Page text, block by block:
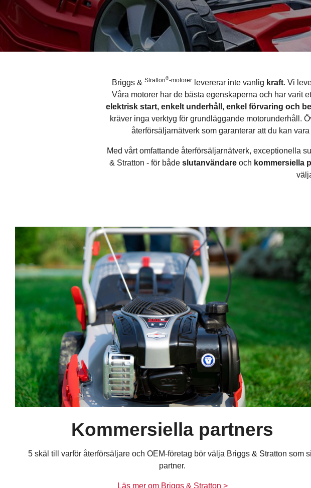
Briggs & Stratton®-motorer levererar inte vanlig kraft. Vi
Våra motorer har de bästa egenskaperna och har varit
elektrisk start, enkelt underhåll, enkel förvaring och
kräver inga verktyg för grundläggande motorunderhåll.
återförsäljarnätverk som garanterar att du kan
Med vårt omfattande återförsäljarnätverk, exceptionella
& Stratton - för både slutanvändare och kommersiella
Kommersiella partners
5 skäl till varför återförsäljare och OEM-företag bör välja Briggs & Stratton som
partner.
Läs mer om Briggs & Stratton >